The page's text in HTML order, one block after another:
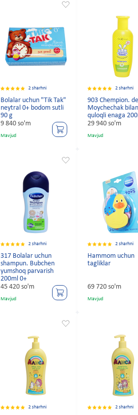
2 sharhni
Bolalar uchun "Tik Tak"
neytral 0+ bodom sutli
90 g
9 840 so'm
Mavjud
2 sharhni
903 Chempion.
Moychechak bilan
quloqli enaga
29 940 so'm
Mavjud
2 sharhni
317 Bolalar uchun
shampun. Bubchen
yumshoq parvarish
200ml 0+
45 420 so'm
Mavjud
2 sharhni
Hammom uchun
tagliklar
69 720 so'm
Mavjud
2 sharhni 2 sharhni